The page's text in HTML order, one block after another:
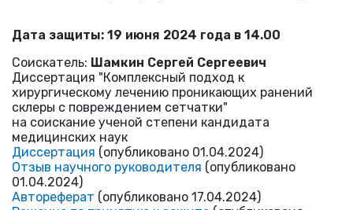
Дата защиты: 19 июня 2024 года в 14.00
Cоискатель: Шамкин Сергей Сергеевич
Диссертация "Комплексный подход к
хирургическому лечению проникающих ранений
склеры с повреждением сетчатки"
на соискание ученой степени кандидата
медицинских наук
Диссертация (опубликовано 01.04.2024)
Отзыв научного руководителя (опубликовано
01.04.2024)
Автореферат (опубликовано 17.04.2024)